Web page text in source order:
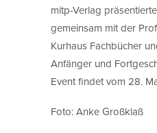
mitp-Verlag
gemeinsam mit der
Kurhaus Fachbücher
Anfänger und
Event findet vom 28.
Foto: Anke Großklaß